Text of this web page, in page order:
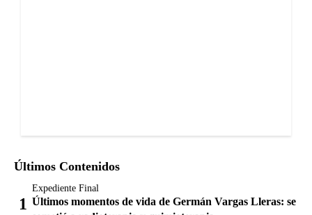
Últimos Contenidos
Expediente Final
Últimos momentos de vida de Germán Vargas Lleras: se